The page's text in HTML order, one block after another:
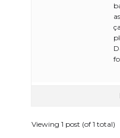
Viewing 1 post (of 1 total)